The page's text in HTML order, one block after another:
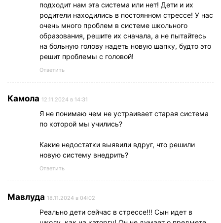
подходит нам эта система или нет! Дети и их
родители находились в постоянном стрессе! У нас
очень много проблем в системе школьного
образования, решите их сначала, а не пытайтесь
на больную голову надеть новую шапку, будто это
решит проблемы с головой!
Ответить
Камола 12.11.2024 в 14:31
Я не понимаю чем не устраивает старая система
по которой мы учились?
Какие недостатки выявили вдруг, что решили
новую систему внедрить?
Ответить
Мавлуда 18.11.2024 в 04:02
Реально дети сейчас в стрессе!!! Сын идет в